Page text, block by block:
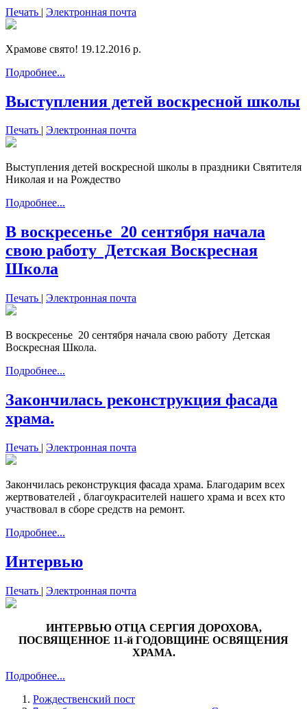
Печать | Электронная почта
Храмове свято! 19.12.2016 р.
Подробнее...
Выступления детей воскресной школы
Печать | Электронная почта
Выступления детей воскресной школы в праздники Святителя
Николая и на Рождество
Подробнее...
В воскресенье 20 сентября начала
свою работу Детская Воскресная
Школа
Печать | Электронная почта
В воскресенье 20 сентября начала свою работу Детская
Воскресная Школа.
Подробнее...
Закончилась реконструкция фасада
храма.
Печать | Электронная почта
Закончилась реконструкция фасада храма. Благодарим всех
жертвователей , благоукрасителей нашего храма и всех кто
участвовал в сборе средств на ремонт.
Подробнее...
Интервью
Печать | Электронная почта
ИНТЕРВЬЮ ОТЦА СЕРГИЯ ДОРОХОВА,
ПОСВЯЩЕННОЕ 11-й ГОДОВЩИНЕ ОСВЯЩЕНИЯ
ХРАМА.
Подробнее...
Рождественский пост